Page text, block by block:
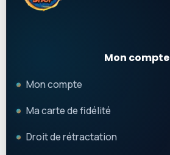
Mon compte
Mon compte
Ma carte de fidélité
Droit de rétractation